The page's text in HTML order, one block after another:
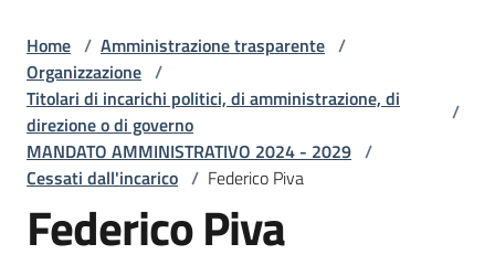
Amministrazione
Menu selezionato
Novità
Servizi
Home / Amministrazione trasparente /
Organizzazione /
Titolari di incarichi politici, di amministrazione, di
direzione o di governo
/
MANDATO AMMINISTRATIVO 2024 - 2029 /
Cessati dall'incarico / Federico Piva
Federico Piva